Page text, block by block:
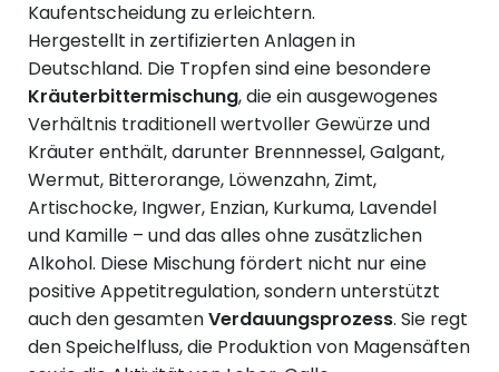
Kaufentscheidung zu erleichtern.
Hergestellt in zertifizierten Anlagen in
Deutschland. Die Tropfen sind eine besondere
Kräuterbittermischung, die ein ausgewogenes
Verhältnis traditionell wertvoller Gewürze und
Kräuter enthält, darunter Brennnessel, Galgant,
Wermut, Bitterorange, Löwenzahn, Zimt,
Artischocke, Ingwer, Enzian, Kurkuma, Lavendel
und Kamille – und das alles ohne zusätzlichen
Alkohol. Diese Mischung fördert nicht nur eine
positive Appetitregulation, sondern unterstützt
auch den gesamtenVerdauungsprozess. Sie regt
den Speichelfluss, die Produktion von Magensäften